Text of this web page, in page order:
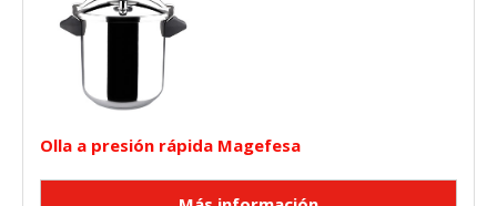
Olla a presión rápida Magefesa